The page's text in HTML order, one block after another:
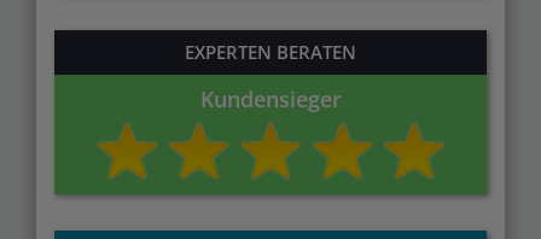
EXPERTEN BERATEN
Kundensieger